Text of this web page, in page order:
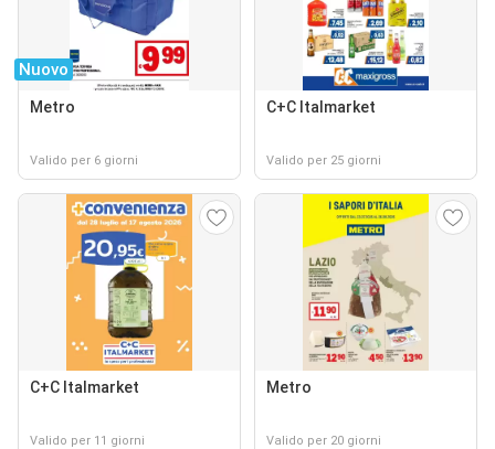
Nuovo
Metro
Valido per 6 giorni
C+C Italmarket
Valido per 25 giorni
C+C Italmarket
Valido per 11 giorni
Metro
Valido per 20 giorni